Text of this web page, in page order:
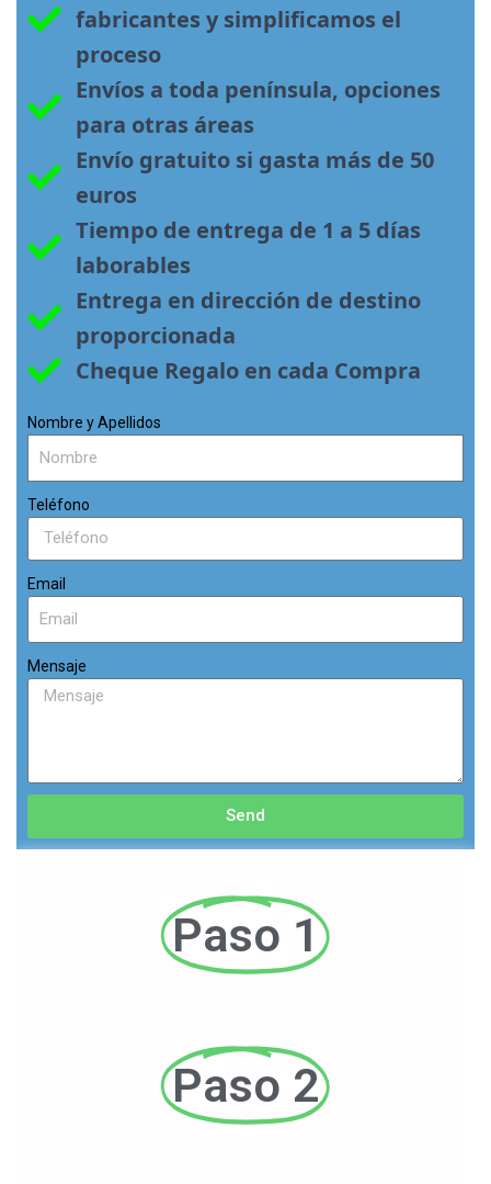
fabricantes y simplificamos el
proceso
Envíos a toda península, opciones
para otras áreas
Envío gratuito si gasta más de 50
euros
Tiempo de entrega de 1 a 5 días
laborables
Entrega en dirección de destino
proporcionada
Cheque Regalo en cada Compra
Nombre y Apellidos
Teléfono
Email
Mensaje
Send
Paso 1
Paso 2